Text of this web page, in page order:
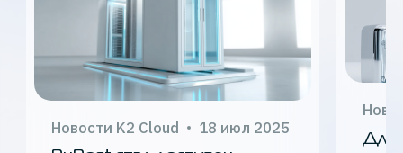
Новости K2 Cloud 18 июл 2025
Для